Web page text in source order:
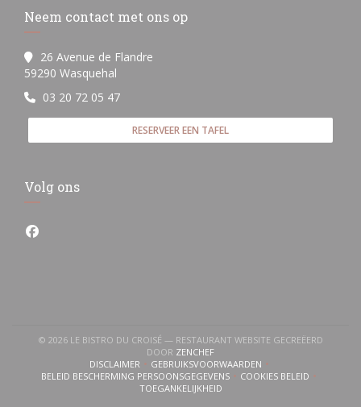
Neem contact met ons op
26 Avenue de Flandre
59290 Wasquehal
03 20 72 05 47
RESERVEER EEN TAFEL
Volg ons
Facebook ((opent in een nieuw venster))
© 2026 LE BISTRO DU CROISÉ — RESTAURANT WEBSITE GECREËERD
DOOR ZENCHEF((OPENT IN EEN NIEUW VENSTER))
DISCLAIMER((OPENT IN EEN NIEUW VENSTER))
GEBRUIKSVOORWAARDEN((OPENT IN EEN NIEUW VENSTER))
BELEID BESCHERMING PERSOONSGEGEVENS
((OPENT IN EEN NIEUW VENSTER))
COOKIES BELEID((OPENT IN EEN
TOEGANKELIJKHEID((OPENT IN EEN NIEUW VENSTER))